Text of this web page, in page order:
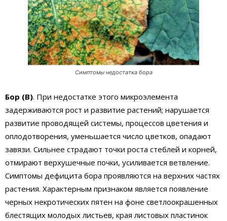
Симптомы недостатка бора
Бор (В). При недостатке этого микроэлемента
задерживаются рост и развитие растений; нарушается
развитие проводящей системы, процессов цветения и
оплодотворения, уменьшается число цветков, опадают
завязи. Сильнее страдают точки роста стеблей и корней,
отмирают верхушечные почки, усиливается ветвление.
Симптомы дефицита бора проявляются на верхних частях
растения. Характерным признаком является появление
черных некротических пятен на фоне светлоокрашенных
блестящих молодых листьев, края листовых пластинок